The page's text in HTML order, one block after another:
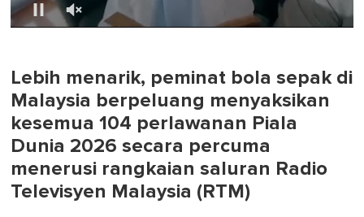
minute,
0
Lebih menarik, peminat bola sepak di
Malaysia berpeluang menyaksikan
kesemua 104 perlawanan Piala
Dunia 2026 secara percuma
menerusi rangkaian saluran Radio
Televisyen Malaysia (RTM)